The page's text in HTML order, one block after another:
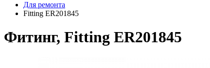
Для ремонта
Fitting ER201845
Фитинг, Fitting ER201845